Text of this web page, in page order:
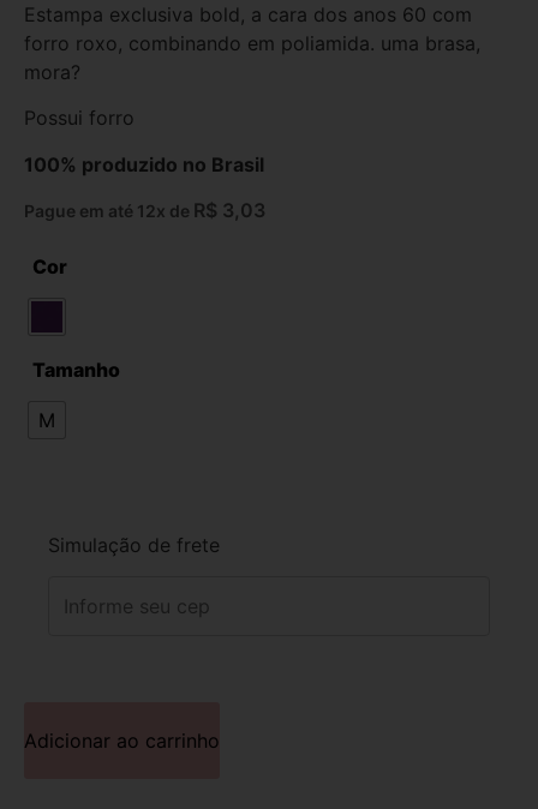
Estampa exclusiva bold, a cara dos anos 60 com
forro roxo, combinando em poliamida. uma brasa,
mora?
Possui forro
100% produzido no Brasil
Pague em até 12x de R$ 3,03
Cor
Tamanho
M
Simulação de frete
Adicionar ao carrinho